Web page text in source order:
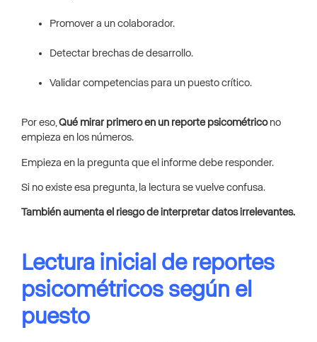
Promover a un colaborador.
Detectar brechas de desarrollo.
Validar competencias para un puesto crítico.
Por eso,Qué mirar primero en un reporte psicométricono
empieza en los números.
Empieza en la pregunta que el informe debe responder.
Si no existe esa pregunta, la lectura se vuelve confusa.
También aumenta el riesgo de interpretar datos irrelevantes.
Lectura inicial de reportes
psicométricos según el
puesto